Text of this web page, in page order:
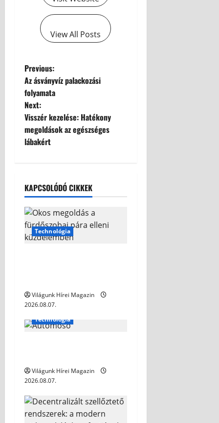
View All Posts
Previous:
Az ásványvíz palackozási
folyamata
Next:
Visszér kezelése: Hatékony
megoldások az egészséges
lábakért
KAPCSOLÓDÓ CIKKEK
Technológia
Világunk Hírei Magazin
2026.08.07.
Technológia
Világunk Hírei Magazin
2026.08.07.